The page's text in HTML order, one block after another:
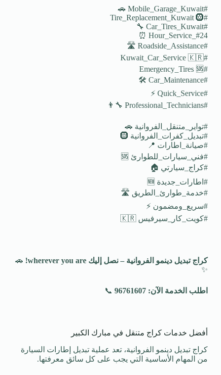
#Mobile_Garage_Kuwait 🚗
#Tire_Replacement_Kuwait 🛞
#Car_Tires_Kuwait 🔧
#24_Hour_Service ⏰
#Roadside_Assistance 🛣️
#Kuwait_Car_Service 🇰🇷
#Emergency_Tires 🆘
#Car_Maintenance 🛠️
#Quick_Service ⚡
#Professional_Technicians 👨‍🔧
#تواير_متنقل_الفروانية 🚗
#تبديل_كفرات_الفروانية 🛞
#صيانة_اطارات 📍
#فني_سيارات_للطوارئ 🆘
#كراج_سيارتي 🏠
#اطارات_جديدة 🆕
#خدمة_طوارئ_الطريق 🛣️
#سريع_ومضمون ⚡
#كويت_كار_سيرفيس 🇰🇷
كراج تبديل دينمو الفروانية – نصل إليك
🚗
✨
اطلب الخدمة الآن: 96761607 📞
أفضل خدمات كراج متنقل في مبارك الكبير
كراج تبديل دينمو الفروانية، تعد عملية تبديل إطارات السيارة
من المهام الأساسية التي يجب على كل سائق معرفتها.